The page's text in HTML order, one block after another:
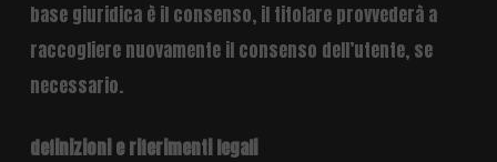
base giuridica è il consenso, il titolare provvederà a
raccogliere nuovamente il consenso dell’utente, se
necessario.
definizioni e riferimenti legali